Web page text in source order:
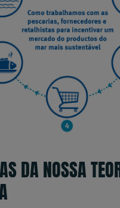
DA NOSSA